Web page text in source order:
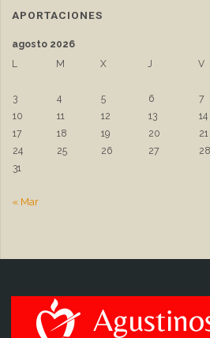
APORTACIONES
agosto 2026
L
M X J V
3
4 5 6 7
10
11 12 13 14
17
18 19 20 21
24
25 26 27 28
31
« Mar